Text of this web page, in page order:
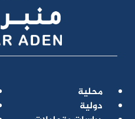
محلية
دولية